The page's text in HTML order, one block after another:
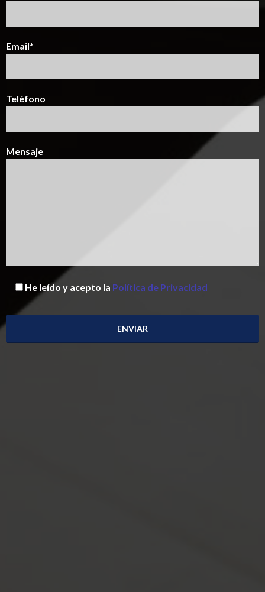
Email*
Teléfono
Mensaje
He leído y acepto la Política de Privacidad